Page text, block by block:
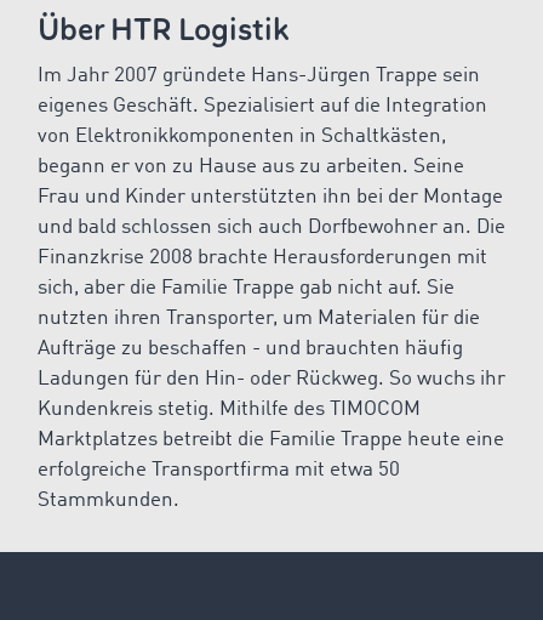
Über HTR Logistik
Im Jahr 2007 gründete Hans-Jürgen Trappe sein
eigenes Geschäft. Spezialisiert auf die Integration
von Elektronikkomponenten in Schaltkästen,
begann er von zu Hause aus zu arbeiten. Seine
Frau und Kinder unterstützten ihn bei der Montage
und bald schlossen sich auch Dorfbewohner an. Die
Finanzkrise 2008 brachte Herausforderungen mit
sich, aber die Familie Trappe gab nicht auf. Sie
nutzten ihren Transporter, um Materialen für die
Aufträge zu beschaffen - und brauchten häufig
Ladungen für den Hin- oder Rückweg. So wuchs ihr
Kundenkreis stetig. Mithilfe des TIMOCOM
Marktplatzes betreibt die Familie Trappe heute eine
erfolgreiche Transportfirma mit etwa 50
Stammkunden.